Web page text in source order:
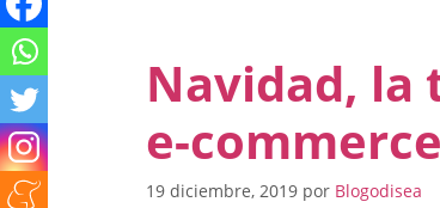
Navidad, la
e-
19 diciembre, 2019 por Blogodisea